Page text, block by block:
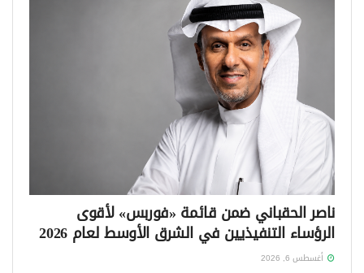
ناصر الحقباني ضمن قائمة «فوربس» لأقوى
الرؤساء التنفيذيين في الشرق الأوسط لعام 2026
أغسطس 6, 2026